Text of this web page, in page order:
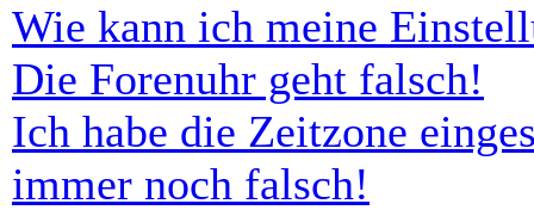
Wie kann ich meine
Die Forenuhr geht falsch!
Ich habe die Zeitzone
immer noch falsch!